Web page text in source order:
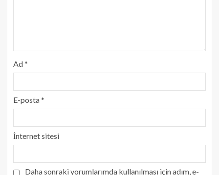
Ad*
E-posta*
İnternet sitesi
Daha sonraki yorumlarımda kullanılması için adım, e-